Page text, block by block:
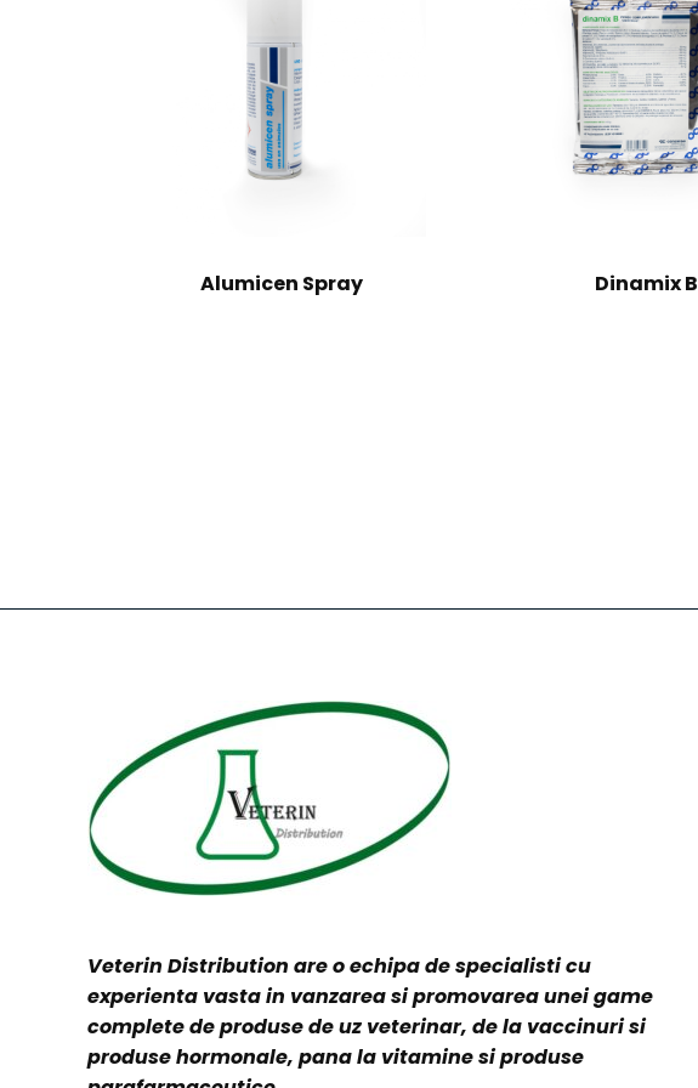
Alumicen Spray Dinamix B
Veterin Distribution are o echipa de specialisti cu
experienta vasta in vanzarea si promovarea unei game
complete de produse de uz veterinar, de la vaccinuri si
produse hormonale, pana la vitamine si produse